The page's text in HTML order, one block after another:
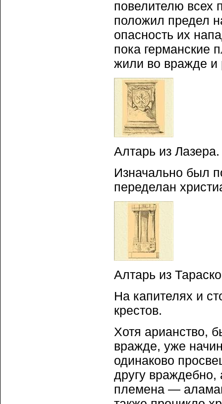
повелителю всех
положил предел
опасность их
пока германские
жили во вражде и
Алтарь из
Изначально был
переделан
Алтарь из
На капителях и
крестов.
Хотя арианство,
вражде, уже
одинаково
другу враждебно,
племена —